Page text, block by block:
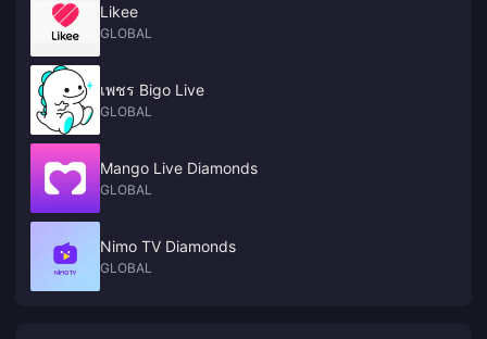
Likee
GLOBAL
เพชร Bigo Live
GLOBAL
Mango Live Diamonds
GLOBAL
Nimo TV Diamonds
GLOBAL